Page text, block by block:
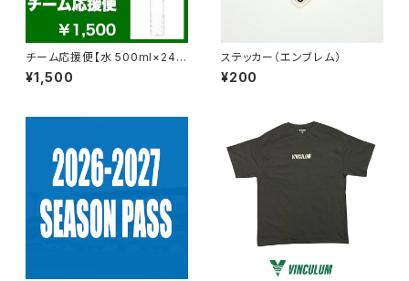
チーム応援便【水 500ml×24
本】
¥1,500
ステッカー（エンブレム）
¥200